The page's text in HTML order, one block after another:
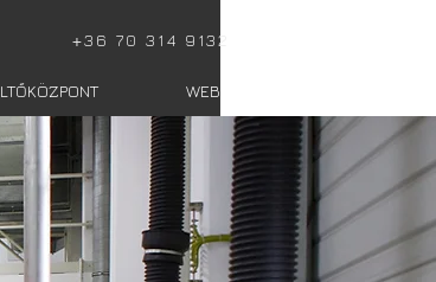
+36 70 314 9132
WEBSHOP totalis